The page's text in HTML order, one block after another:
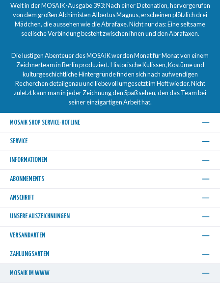
Welt in der MOSAIK-Ausgabe 393: Nach einer Detonation, hervorgerufen
von dem großen Alchimisten Albertus Magnus, erscheinen plötzlich drei
Mädchen, die aussehen wie die Abrafaxe. Nicht nur das: Eine seltsame
seelische Verbindung besteht zwischen ihnen und den Abrafaxen.
Die lustigen Abenteuer des MOSAIK werden Monat für Monat von einem
Zeichnerteam in Berlin produziert. Historische Kulissen, Kostüme und
kulturgeschichtliche Hintergründe finden sich nach aufwendigen
Recherchen detailgenau und liebevoll umgesetzt im Heft wieder. Nicht
zuletzt kann man in jeder Zeichnung den Spaß sehen, den das Team bei
seiner einzigartigen Arbeit hat.
MOSAIK SHOP SERVICE-HOTLINE
SERVICE
INFORMATIONEN
ABONNEMENTS
ANSCHRIFT
UNSERE AUSZEICHNUNGEN
VERSANDARTEN
ZAHLUNGSARTEN
MOSAIK IM WWW